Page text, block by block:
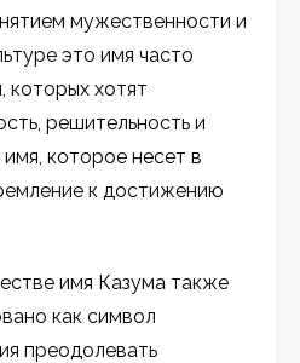
мужественности и
это имя часто
которых хотят
решительность и
которое несет в
к достижению
имя Казума также
как символ
преодолевать